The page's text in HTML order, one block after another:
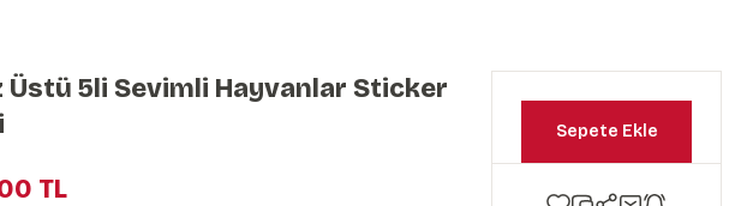
Üstü 5li Sevimli Hayvanlar Sticker
TL
Sepete Ekle